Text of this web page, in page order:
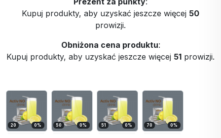
Kupuj produkty, aby uzyskać jeszcze więcej 50
prowizji.
Obniżona cena produktu:
Kupuj produkty, aby uzyskać jeszcze więcej 51 prowizji.
20 0% 50 0% 51 0% 70 0%